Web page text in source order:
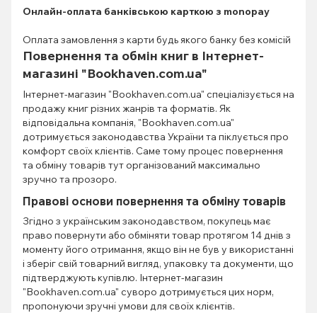
Онлайн-оплата банківською карткою з monopay
Оплата замовлення з карти будь якого банку без комісій
Повернення та обмін книг в Інтернет-
магазині "Bookhaven.com.ua"
Інтернет-магазин "Bookhaven.com.ua" спеціалізується на
продажу книг різних жанрів та форматів. Як
відповідальна компанія, "Bookhaven.com.ua"
дотримується законодавства України та піклується про
комфорт своїх клієнтів. Саме тому процес повернення
та обміну товарів тут організований максимально
зручно та прозоро.
Правові основи повернення та обміну товарів
Згідно з українським законодавством, покупець має
право повернути або обміняти товар протягом 14 днів з
моменту його отримання, якщо він не був у використанні
і зберіг свій товарний вигляд, упаковку та документи, що
підтверджують купівлю. Інтернет-магазин
"Bookhaven.com.ua" суворо дотримується цих норм,
пропонуючи зручні умови для своїх клієнтів.